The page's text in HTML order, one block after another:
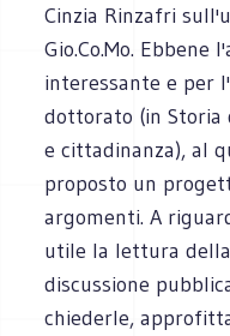
Cinzia Rinzafri
Gio.Co.Mo.
interessante e per
dottorato (in
e cittadinanza), al
proposto un
argomenti. A
utile la lettura
discussione
chiederle,